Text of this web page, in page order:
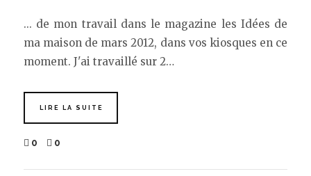
... de mon travail dans le magazine les Idées de
ma maison de mars 2012, dans vos kiosques en ce
moment. J'ai travaillé sur 2…
LIRE LA SUITE
0 0